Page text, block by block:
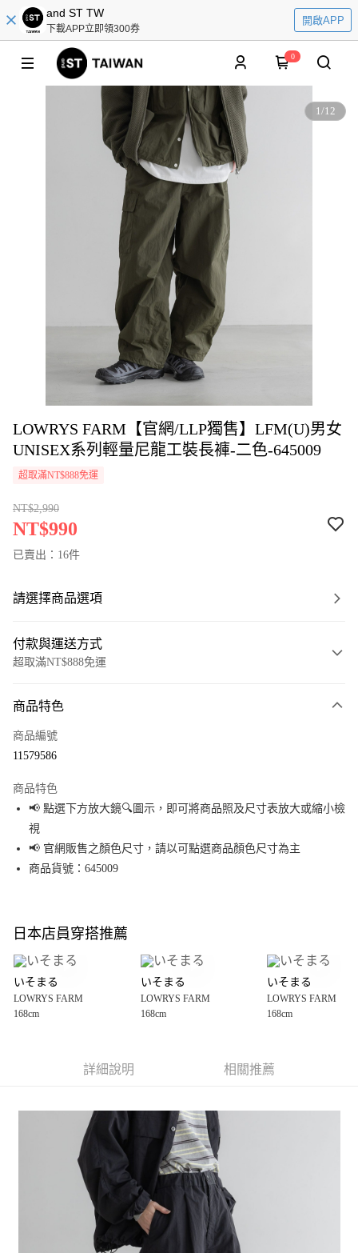
and ST TW
下載APP立即領300券
開啟APP
0
1/12
LOWRYS FARM【官網/LLP獨售】LFM(U)男女
UNISEX系列輕量尼龍工裝長褲-二色-645009
超取滿NT$888免運
NT$2,990
NT$990
已賣出：16件
請選擇商品選項
付款與運送方式
超取滿NT$888免運
信用卡一次付款
Apple Pay
街口支付
悠遊付
全盈+PAY
大哥付你分期
【大哥付你分期使用說明】
1.本服務由台灣大哥大提供，台灣大哥大用戶可立即使用無須另外申請。
2.付款方式選擇「大哥付你分期」，訂單成立後會自動跳轉到大哥付的交易
3.實際核准額度、可分期數及費用金額請依後續交易確認頁面所載為準。
4.訂單成立30分鐘內，如未前往確認交易或遇審核未通過，訂單將自動取
【繳款方式說明】
1.分期款項不併入電信帳單，「大哥付你分期」於每月結算日後寄送繳費提
2.透過簡訊連結打開帳單後，可選擇「超商條碼／台灣大直營門市／銀行轉
帳／街口支付／iPASS MONEY」等通路繳費。
1.本服務係由「台灣大哥大股份有限公司」（以下簡稱本公司）所提供，讓
用戶於交易時，得透過本服務購買商品或服務，並由商店將買賣／分期付款
買賣價金債權讓與本公司後，依約使用本公司帳單繳交帳款。
AFTEE先享後付
３．安心：先確認商品／服務後，再付款。
【「AFTEE先享後付」結帳流程】
１．於結帳方式選擇「AFTEE先享後付」後，將跳轉至「AFTEE先享後付」
結帳頁面，進行簡訊認證並確認金額後，即可完成結帳。
２．訂單成立數日內，您將收到繳費通知簡訊。
３．收到繳費通知簡訊後14天內，點擊此簡訊中的連結，可透過四大超商／
ATM／網路銀行／等多元方式進行付款，方視為交易完成。
※ 請注意：結帳手續完成當下不需立刻繳費，但若您需要取消訂單，請聯絡
購買商品的店家。未經商家同意取消之訂單仍視為有效，需透過AFTEE先享
每筆NT$80，滿NT$888(含以上)免運費
付款後 全家取貨
每筆NT$80，滿NT$888(含以上)免運費
每筆NT$80，滿NT$1,500(含以上)免運費
商品特色
商品編號
11579586
商品特色
📢 點選下方放大鏡🔍圖示，即可將商品照及尺寸表放大或縮小檢
視
📢 官網販售之顏色尺寸，請以可點選商品顏色尺寸為主
商品貨號：645009
日本店員穿搭推薦
いそまる
LOWRYS FARM
168cm
いそまる
LOWRYS FARM
168cm
いそまる
LOWRYS FARM
168cm
詳細說明 相關推薦